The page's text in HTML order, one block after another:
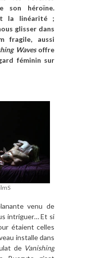
son héroïne.
la linéarité ;
glisser dans
fragile, aussi
Wavesoffre
féminin sur
venu de
intriguer… Et si
étaient celles
installe dans
de Vanishing